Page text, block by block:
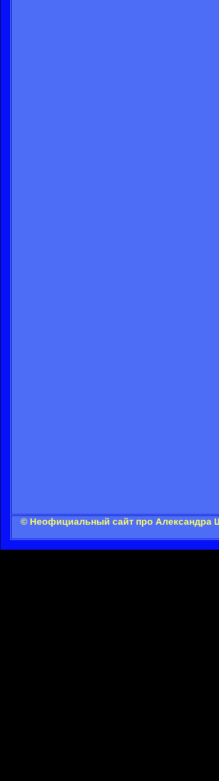
© Неофициальный сайт про Александра